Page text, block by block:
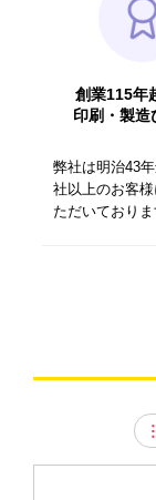
創業115年
印刷・製造
弊社は明治43
社以上のお客
ただいておりま